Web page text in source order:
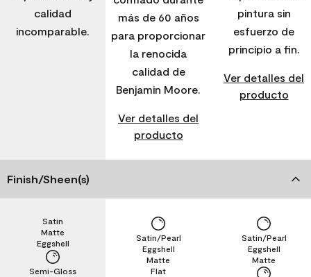
calidad
incomparable.
más de 60 años
para proporcionar
la renocida
calidad de
Benjamin Moore.
Ver detalles del
producto
pintura sin
esfuerzo de
principio a fin.
Ver detalles del
producto
Finish/Sheen(s)
Semi-Gloss
Eggshell
Matte
Satin
Flat
Matte
Eggshell
Satin/Pearl
Matte
Eggshell
Satin/Pearl